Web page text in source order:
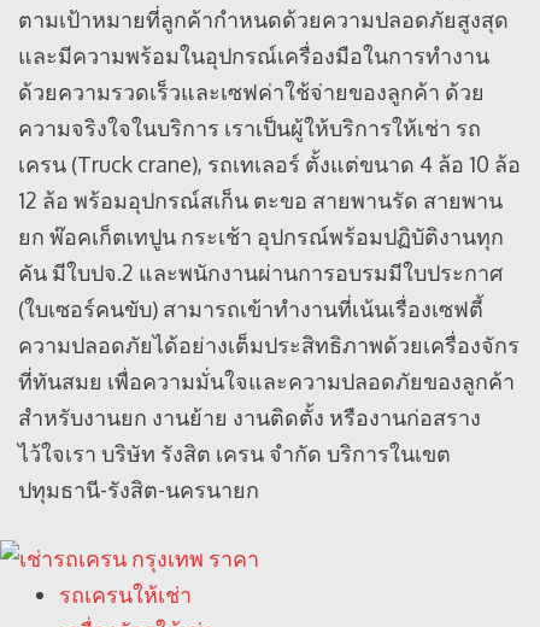
ตามเป้าหมายที่ลูกค้ากำหนดด้วยความปลอดภัยสูงสุด
และมีความพร้อมในอุปกรณ์เครื่องมือในการทำงาน
ด้วยความรวดเร็วและเซฟค่าใช้จ่ายของลูกค้า ด้วย
ความจริงใจในบริการ เราเป็นผู้ให้บริการให้เช่า รถ
เครน (Truck crane), รถเทเลอร์ ตั้งแต่ขนาด 4 ล้อ 10 ล้อ
12 ล้อ พร้อมอุปกรณ์สเก็น ตะขอ สายพานรัด สายพาน
ยก พ๊อคเก็ตเทปูน กระเช้า อุปกรณ์พร้อมปฏิบัติงานทุก
คัน มีใบปจ.2 และพนักงานผ่านการอบรมมีใบประกาศ
(ใบเซอร์คนขับ) สามารถเข้าทำงานที่เน้นเรื่องเซฟตี้
ความปลอดภัยได้อย่างเต็มประสิทธิภาพด้วยเครื่องจักร
ที่ทันสมย เพื่อความมั่นใจและความปลอดภัยของลูกค้า
สำหรับงานยก งานย้าย งานติดตั้ง หรืองานก่อสราง
ไว้ใจเรา บริษัท รังสิต เครน จำกัด บริการในเขต
ปทุมธานี-รังสิต-นครนายก
รถเครนให้เช่า